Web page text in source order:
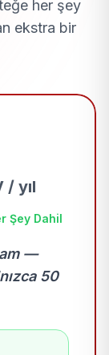
her şey
ekstra bir
/ yıl
Şey Dahil
—
50